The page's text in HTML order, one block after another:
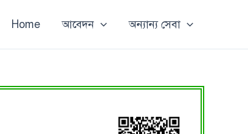
Home আবেদন অন্যান্য সেবা